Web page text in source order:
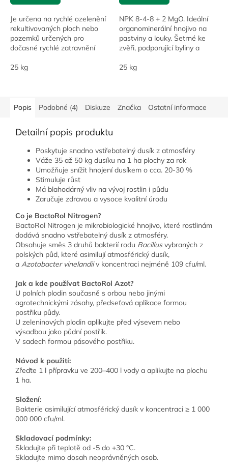
Je určena na rychlé ozelenění
rekultivovaných ploch nebo
pozemků určených pro
dočasné rychlé zatravnění
Kostřava rákosovitá
25 kg
NPK 8-4-8 + 2 MgO. Ideální
organominerální hnojivo na
pastviny a louky. Šetrné ke
zvěři, podporující byliny a
25 kg
Popis Podobné (4) Diskuze Značka Ostatní informace
Detailní popis produktu
Poskytuje snadno vstřebatelný dusík z atmosféry
Váže 35 až 50 kg dusíku na 1 ha plochy za rok
Umožňuje snížit hnojení dusíkem o cca. 20-30 %
Stimuluje růst
Má blahodárný vliv na vývoj rostlin i půdu
Zaručuje zdravou a vysoce kvalitní úrodu
Co je BactoRol Nitrogen?
BactoRol Nitrogen je mikrobiologické hnojivo, které rostlinám
dodává snadno vstřebatelný dusík z atmosféry.
Obsahuje směs 3 druhů bakterií rodu Bacillus vybraných z
polských půd, které asimilujíatmosférický dusík,
a Azotobacter vinelandii v koncentraci nejméně 109 cfu/ml.
Jak a kde používat BactoRol Azot?
U polních plodin současně s orbou nebo jinými
agrotechnickými zásahy, předseťová aplikace formou
postřiku půdy.
U zeleninových plodin aplikujte před výsevem nebo
výsadbou jako půdní postřik.
V sadech formou pásového postřiku.
Návod k použití:
Zřeďte 1 l přípravku ve 200–400 l vody a aplikujte na plochu
1 ha.
Složení:
Bakterie asimilující atmosférický dusík v koncentraci ≥ 1 000
000 000 cfu/ml.
Skladovací podmínky:
Skladujte při teplotě od -5 do +30 °C.
Skladujte mimo dosah neoprávněných osob.